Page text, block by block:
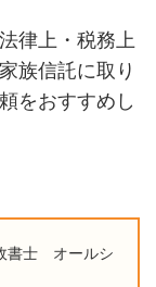
律上・税務上
族信託に取り
をおすすめし
書士 オールシ